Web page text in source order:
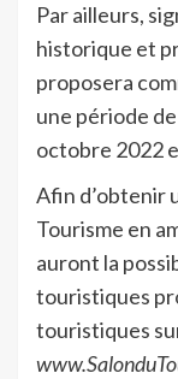
Par ailleurs,
historique et
proposera
une période
octobre 2022
Afin d’obtenir
Tourisme en
auront la
touristiques
touristiques